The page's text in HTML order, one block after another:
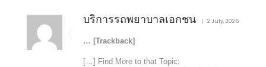
บริการรถพยาบาลเอกชน 2 July, 2026
… [Trackback]
[…] Find More to that Topic: